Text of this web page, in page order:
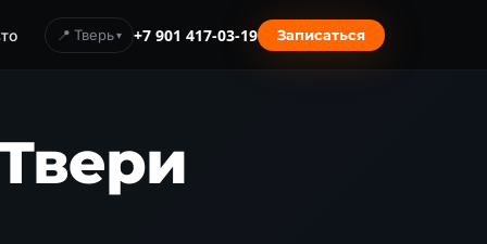
📍 Тверь +7 901 417-03-19 Записаться